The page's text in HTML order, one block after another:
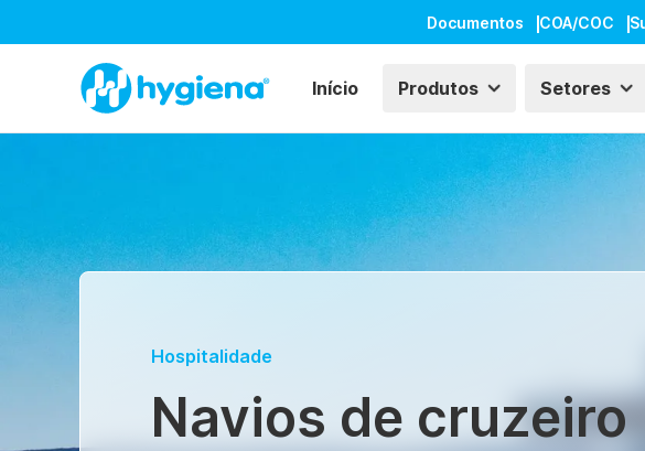
Documentos COA/COC
Início Produtos Setores
Hospitalidade
Navios de cruzeiro